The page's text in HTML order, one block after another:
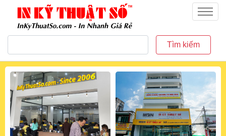
inkythuatso.com
Menu
Tìm kiếm